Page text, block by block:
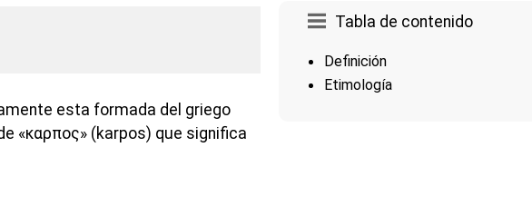
Tabla de contenido
Definición
Etimología
esta formada del griego
«καρπος» (karpos) que significa